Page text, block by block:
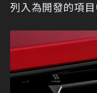
列入為開發的項目